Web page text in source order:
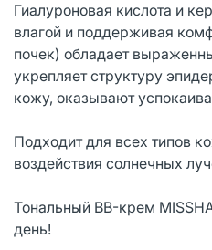
Гиалуроновая кислота и
влагой и поддерживая
почек) обладает
укрепляет структуру
кожу, оказывают
Подходит для всех типов
воздействия солнечных
Тональный BB-крем
день!